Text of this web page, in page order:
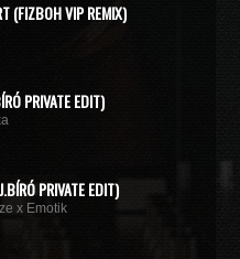
(FIZBOH VIP REMIX)
PRIVATE EDIT)
PRIVATE EDIT)
x Emotik